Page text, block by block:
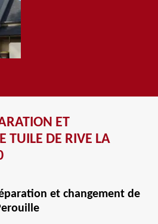
ET
TUILE DE RIVE LA
et changement de